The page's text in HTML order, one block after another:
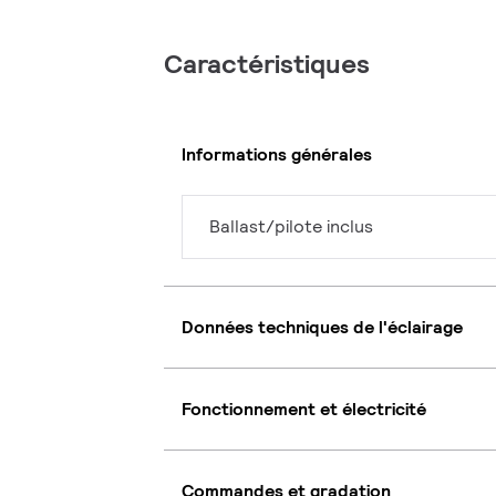
Caractéristiques
Informations générales
Ballast/pilote inclus
Données techniques de l'éclairage
Fonctionnement et électricité
Commandes et gradation